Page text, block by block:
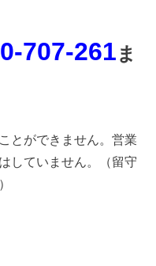
707-261ま
とができません。営業
していません。（留守